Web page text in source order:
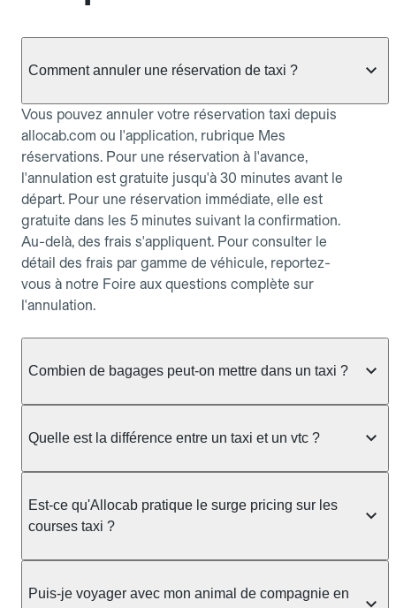
Comment annuler une réservation de taxi ?
Vous pouvez annuler votre réservation taxi depuis
allocab.com ou l'application, rubrique Mes
réservations. Pour une réservation à l'avance,
l'annulation est gratuite jusqu'à 30 minutes avant le
départ. Pour une réservation immédiate, elle est
gratuite dans les 5 minutes suivant la confirmation.
Au-delà, des frais s'appliquent. Pour consulter le
détail des frais par gamme de véhicule, reportez-
vous à notre Foire aux questions complète sur
l'annulation.
Combien de bagages peut-on mettre dans un taxi ?
taxi berline accueille en général jusqu'à 3 bagages
ou nombreux, précisez-le dans le champ "Message
au chauffeur" lors de la réservation. Le prix n'est
pas impacté par le nombre de bagages.
Quelle est la différence entre un taxi et un vtc ?
prendre en charge directement dans la rue, à une
station ou sur réservation, avec un tarif au
réservation et propose un prix fixe annoncé à
l'avance. Chez Allocab, réservez facilement votre
Est-ce qu'Allocab pratique le surge pricing sur les
courses taxi ?
réglementation préfectorale et suit un barème
Puis-je voyager avec mon animal de compagnie en